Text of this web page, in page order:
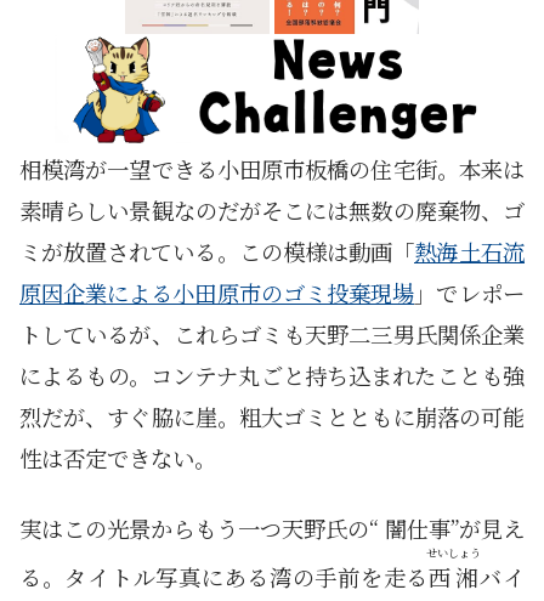
相模湾が一望できる小田原市板橋の住宅街。本来は
素晴らしい景観なのだがそこには無数の廃棄物、ゴ
ミが放置されている。この模様は動画「熱海土石流
原因企業による小田原市のゴミ投棄現場」でレポー
トしているが、これらゴミも天野二三男氏関係企業
によるもの。コンテナ丸ごと持ち込まれたことも強
烈だが、すぐ脇に崖。粗大ゴミとともに崩落の可能
性は否定できない。
実はこの光景からもう一つ天野氏の“ 闇仕事”が見え
る。タイトル写真にある湾の手前を走る西湘
せいしょう
バイ